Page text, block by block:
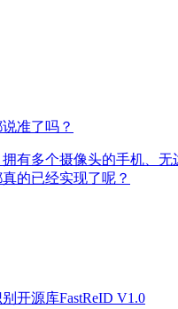
准了吗？
有多个摄像头的手机、
的已经实现了呢？
开源库FastReID V1.0